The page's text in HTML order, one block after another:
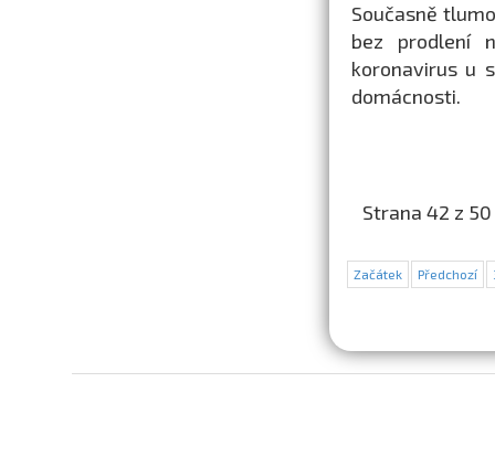
Současně
bez prodlení
koronavirus u
domácnosti.
Strana 42 z 50
Začátek Předchozí